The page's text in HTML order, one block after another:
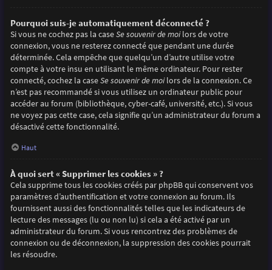
Pourquoi suis-je automatiquement déconnecté ?
Si vous ne cochez pas la caseSe souvenir de moilors de votre
connexion, vous ne resterez connecté que pendant une durée
déterminée. Cela empêche que quelqu’un d’autre utilise votre
compte à votre insu en utilisant le même ordinateur. Pour rester
connecté, cochez la caseSe souvenir de moilors de la connexion. Ce
n’est pas recommandé si vous utilisez un ordinateur public pour
accéder au forum (bibliothèque, cyber-café, université, etc.). Si vous
ne voyez pas cette case, cela signifie qu’un administrateur du forum a
désactivé cette fonctionnalité.
Haut
À quoi sert « Supprimer les cookies » ?
Cela supprime tous les cookies créés par phpBB qui conservent vos
paramètres d’authentification et votre connexion au forum. Ils
fournissent aussi des fonctionnalités telles que les indicateurs de
lecture des messages (lu ou non lu) si cela a été activé par un
administrateur du forum. Si vous rencontrez des problèmes de
connexion ou de déconnexion, la suppression des cookies pourrait
les résoudre.